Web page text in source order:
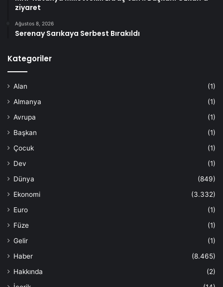
ziyaret
Ağustos 8, 2026
Serenay Sarıkaya Serbest Bırakıldı
Kategoriler
Alan
(1)
Almanya
(1)
Avrupa
(1)
Başkan
(1)
Çocuk
(1)
Dev
(1)
Dünya
(849)
Ekonomi
(3.332)
Euro
(1)
Füze
(1)
Gelir
(1)
Haber
(8.465)
Hakkında
(2)